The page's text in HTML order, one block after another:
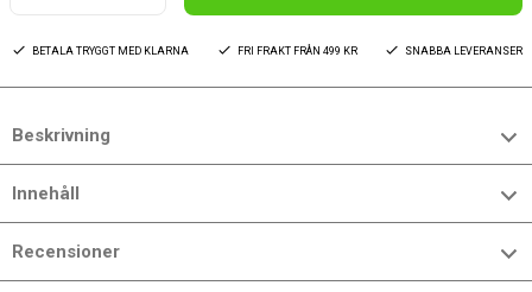
BETALA TRYGGT MED KLARNA FRI FRAKT FRÅN 499 KR SNABBA LEVERANSER
Beskrivning
Innehåll
Recensioner